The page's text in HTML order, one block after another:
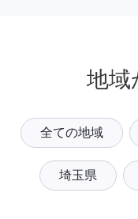
地域
全ての地域
埼玉県